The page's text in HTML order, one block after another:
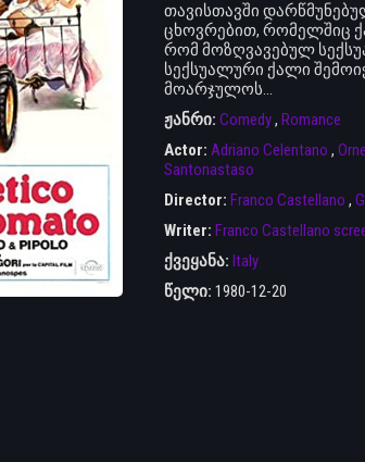
თავისთავში
ცხოვრებით, რომელშიც
რომ მოზღვავებულ
სექსუალური ქალი
მოარჯულოს…
ჟანრი: Comedy, Romance
Actor: Adriano Celentano ,
Santonastaso
Director: Franco Castellano ,
Writer: Franco Castellano
ქვეყანა: Italy
წელი: 1980-12-20